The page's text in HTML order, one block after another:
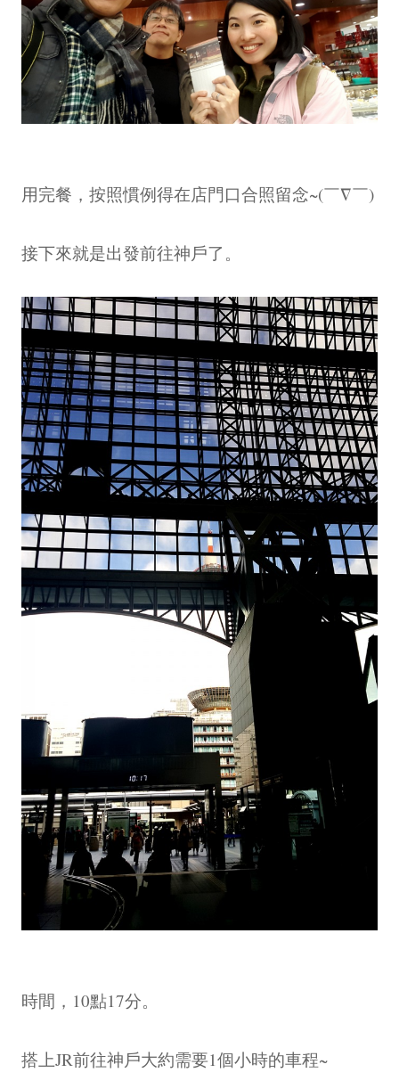
用完餐，按照慣例得在店門口合照留念~(￣∇￣)
接下來就是出發前往神戶了。
時間，10點17分。
搭上JR前往神戶大約需要1個小時的車程~